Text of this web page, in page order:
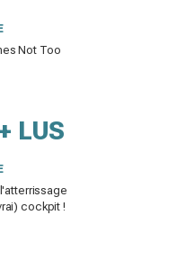
Not Too
LUS
cockpit !